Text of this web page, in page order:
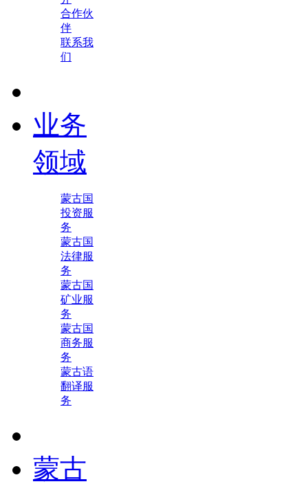
合作伙
伴
联系我
们
业务
领域
蒙古国
投资服
务
蒙古国
法律服
务
蒙古国
矿业服
务
蒙古国
商务服
务
蒙古语
翻译服
务
蒙古